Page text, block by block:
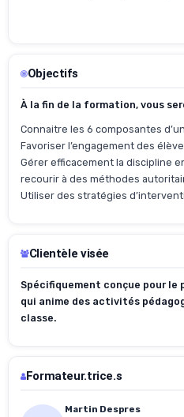
Objectifs
À la fin de la formation, vous
Connaitre les 6 composantes
Favoriser l’engagement des
Gérer efficacement la discipline
recourir à des méthodes
Utiliser des stratégies
Clientèle visée
Spécifiquement conçue pour le
qui anime des activités
classe.
Formateur.trice.s
Martin Despres